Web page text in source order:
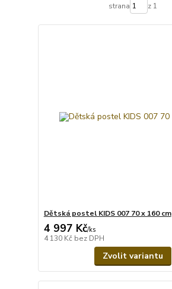
strana z 1
Dětská postel KIDS 007 70 x 160 cm
4 997 Kč/ks
4 130 Kč bez DPH
Zvolit variantu